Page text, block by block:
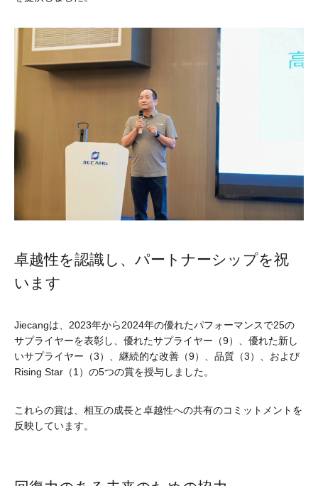
卓越性を認識し、パートナーシップを祝
います
Jiecangは、2023年から2024年の優れたパフォーマンスで25の
サプライヤーを表彰し、優れたサプライヤー（9）、優れた新し
いサプライヤー（3）、継続的な改善（9）、品質（3）、および
Rising Star（1）の5つの賞を授与しました。
これらの賞は、相互の成長と卓越性への共有のコミットメントを
反映しています。